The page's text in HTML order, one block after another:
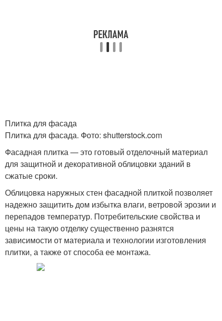
Плитка для фасада
Плитка для фасада. Фото: shutterstock.com
Фасадная плитка — это готовый отделочный материал
для защитной и декоративной облицовки зданий в
сжатые сроки.
Облицовка наружных стен фасадной плиткой позволяет
надежно защитить дом избытка влаги, ветровой эрозии и
перепадов температур. Потребительские свойства и
цены на такую отделку существенно разнятся
зависимости от материала и технологии изготовления
плитки, а также от способа ее монтажа.